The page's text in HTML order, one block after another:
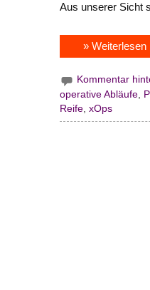
Aus unserer Sicht
» Weiterlesen
Kommentar
operative Abläufe
Reife ,xOps